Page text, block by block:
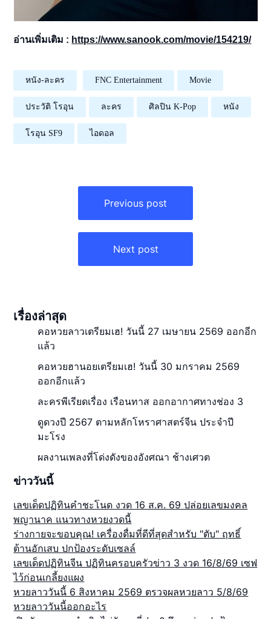
อ่านเพิ่มเติม : https://www.sanook.com/movie/154219/
หนัง-ละคร FNC Entertainment Movie
ประวัติ โรอุน ละคร ศิลปิน K-Pop หนัง
โรอุน SF9 ไอดอล
Previous post
Next post
เรื่องล่าสุด
คอหวยลาวเตรียมเฮ! วันนี้ 27 เมษายน 2569 ออกอีก
แล้ว
คอหวยฮานอยเตรียมเฮ! วันนี้ 30 มกราคม 2569
ออกอีกแล้ว
ละครพีเรียดเรื่อง เรือนทาส ออกอากาศทางช่อง 3
ดูดวงปี 2567 ตามหลักโหราศาสตร์จีน ประจำปี
มะโรง
ผลงานเพลงที่โด่งดังของอังศณา ช้างเศวต
ข่าววันนี้
เลขเด็ดปฏิทินคำชะโนด งวด 16 ส.ค. 69 ปล่อยเลขมงคล
พญานาค แนวทางหวยงวดนี้
ร่างกายจะขอบคุณ! เครื่องดื่มที่ดีที่สุดสำหรับ "ตับ" ฤทธิ์
ต้านอักเสบ ปกป้องระดับเซลล์
เลขเด็ดปฏิทินจีน ปฏิทินครอบครัวข่าว 3 งวด 16/8/69 เซฟ
ไว้ก่อนเกลี้ยงแผง
หวยลาววันนี้ 6 สิงหาคม 2569 ตรวจผลหวยลาว 5/8/69
หวยลาววันนี้ออกอะไร